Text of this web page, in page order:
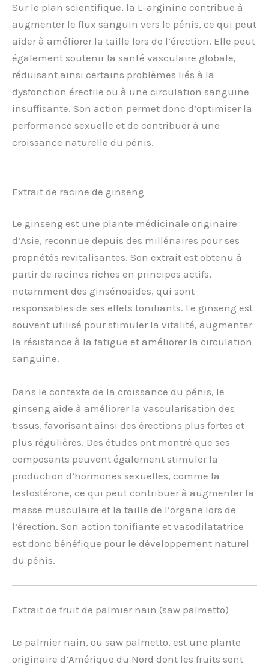
Sur le plan scientifique, la L-arginine contribue à
augmenter le flux sanguin vers le pénis, ce qui peut
aider à améliorer la taille lors de l’érection. Elle peut
également soutenir la santé vasculaire globale,
réduisant ainsi certains problèmes liés à la
dysfonction érectile ou à une circulation sanguine
insuffisante. Son action permet donc d’optimiser la
performance sexuelle et de contribuer à une
croissance naturelle du pénis.
Extrait de racine de ginseng
Le ginseng est une plante médicinale originaire
d’Asie, reconnue depuis des millénaires pour ses
propriétés revitalisantes. Son extrait est obtenu à
partir de racines riches en principes actifs,
notamment des ginsénosides, qui sont
responsables de ses effets tonifiants. Le ginseng est
souvent utilisé pour stimuler la vitalité, augmenter
la résistance à la fatigue et améliorer la circulation
sanguine.
Dans le contexte de la croissance du pénis, le
ginseng aide à améliorer la vascularisation des
tissus, favorisant ainsi des érections plus fortes et
plus régulières. Des études ont montré que ses
composants peuvent également stimuler la
production d’hormones sexuelles, comme la
testostérone, ce qui peut contribuer à augmenter la
masse musculaire et la taille de l’organe lors de
l’érection. Son action tonifiante et vasodilatatrice
est donc bénéfique pour le développement naturel
du pénis.
Extrait de fruit de palmier nain (saw palmetto)
Le palmier nain, ou saw palmetto, est une plante
originaire d’Amérique du Nord dont les fruits sont